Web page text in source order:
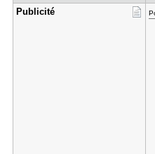
Publicité